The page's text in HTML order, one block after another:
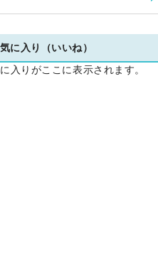
に入り（いいね）
入りがここに表示されます。